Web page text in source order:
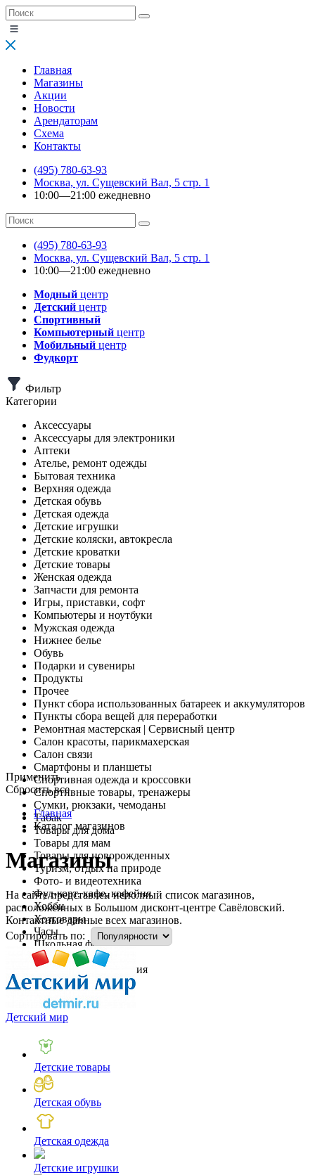
Главная
Магазины
Акции
Новости
Арендаторам
Схема
Контакты
(495) 780-63-93
Москва, ул. Сущевский Вал, 5 стр. 1
10:00—21:00 ежедневно
(495) 780-63-93
Москва, ул. Сущевский Вал, 5 стр. 1
10:00—21:00 ежедневно
Модный центр
Детский центр
Спортивный
Компьютерный центр
Мобильный центр
Фудкорт
Фильтр
Категории
Аксессуары
Аксессуары для электроники
Аптеки
Ателье, ремонт одежды
Бытовая техника
Верхняя одежда
Детская обувь
Детская одежда
Детские игрушки
Детские коляски, автокресла
Детские кроватки
Детские товары
Женская одежда
Запчасти для ремонта
Игры, приставки, софт
Компьютеры и ноутбуки
Мужская одежда
Нижнее белье
Обувь
Подарки и сувениры
Продукты
Прочее
Пункт сбора использованных батареек и аккумуляторов
Пункты сбора вещей для переработки
Ремонтная мастерская | Сервисный центр
Салон красоты, парикмахерская
Салон связи
Смартфоны и планшеты
Спортивная одежда и кроссовки
Спортивные товары, тренажеры
Сумки, рюкзаки, чемоданы
Табак
Товары для дома
Товары для мам
Товары для новорожденных
Туризм, отдых на природе
Фото- и видеотехника
Фуд-корт, кафе, кофейня
Хобби
Хозтовары
Часы
Школьная форма
Шубы, меха и кожа
Ювелирные украшения
Применить
Cбросить все
Главная
Каталог магазинов
Магазины
На сайте представлен неполный список магазинов,
расположенных в Большом дисконт-центре Савёловский.
Контактные данные всех магазинов.
Сортировать по:
Детский мир
Детские товары
Детская обувь
Детская одежда
Детские игрушки